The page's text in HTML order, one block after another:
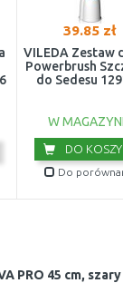
39.85 zł
VILEDA Zestaw
Powerbrush
do Sedesu
W
DO
Do
PRO 45 cm,